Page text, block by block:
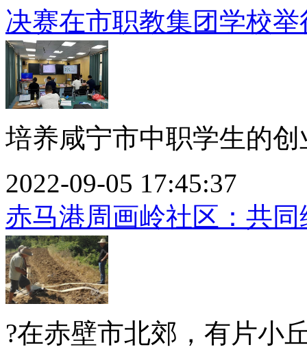
决赛在市职教集团学校举
培养咸宁市中职学生的
2022-09-05 17:45:37
赤马港周画岭社区：共同
?在赤壁市北郊，有片小